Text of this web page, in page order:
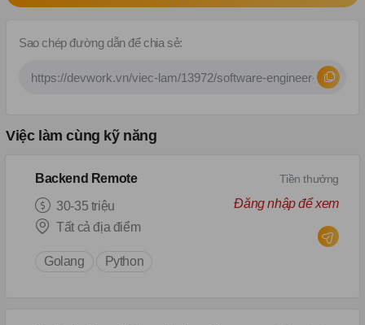
Sao chép đường dẫn để chia sẻ:
Việc làm cùng kỹ năng
Backend Remote
30-35 triệu
Tất cả địa điểm
Golang Python
Tiền thưởng
Đăng nhập để xem